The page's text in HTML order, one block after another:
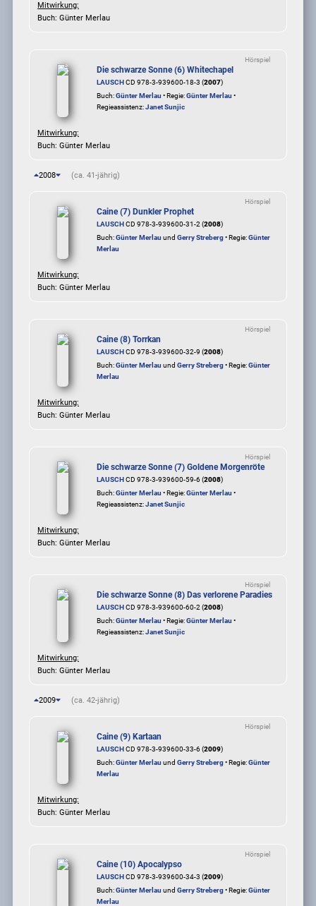
Mitwirkung:
Buch: Günter Merlau
Hörspiel
Die schwarze Sonne (6) Whitechapel
LAUSCHCD 978-3-939600-18-3 (2007)
Buch:Günter Merlau • Regie:Günter Merlau •
Regieassistenz:Janet Sunjic
Mitwirkung:
Buch: Günter Merlau
2008 (ca. 41-jährig)
Hörspiel
Caine (7) Dunkler Prophet
LAUSCHCD 978-3-939600-31-2 (2008)
Buch:Günter Merlau und Gerry Streberg• Regie:Günter
Merlau
Mitwirkung:
Buch: Günter Merlau
Hörspiel
Caine (8) Torrkan
LAUSCHCD 978-3-939600-32-9 (2008)
Buch:Günter Merlau und Gerry Streberg• Regie:Günter
Merlau
Mitwirkung:
Buch: Günter Merlau
Hörspiel
Die schwarze Sonne (7) Goldene Morgenröte
LAUSCHCD 978-3-939600-59-6 (2008)
Buch:Günter Merlau • Regie:Günter Merlau •
Regieassistenz:Janet Sunjic
Mitwirkung:
Buch: Günter Merlau
Hörspiel
Die schwarze Sonne (8) Das verlorene Paradies
LAUSCHCD 978-3-939600-60-2 (2008)
Buch:Günter Merlau • Regie:Günter Merlau •
Regieassistenz:Janet Sunjic
Mitwirkung:
Buch: Günter Merlau
2009 (ca. 42-jährig)
Hörspiel
Caine (9) Kartaan
LAUSCHCD 978-3-939600-33-6 (2009)
Buch:Günter Merlau und Gerry Streberg• Regie:Günter
Merlau
Mitwirkung:
Buch: Günter Merlau
Hörspiel
Caine (10) Apocalypso
LAUSCHCD 978-3-939600-34-3 (2009)
Buch:Günter Merlau und Gerry Streberg• Regie:Günter
Merlau